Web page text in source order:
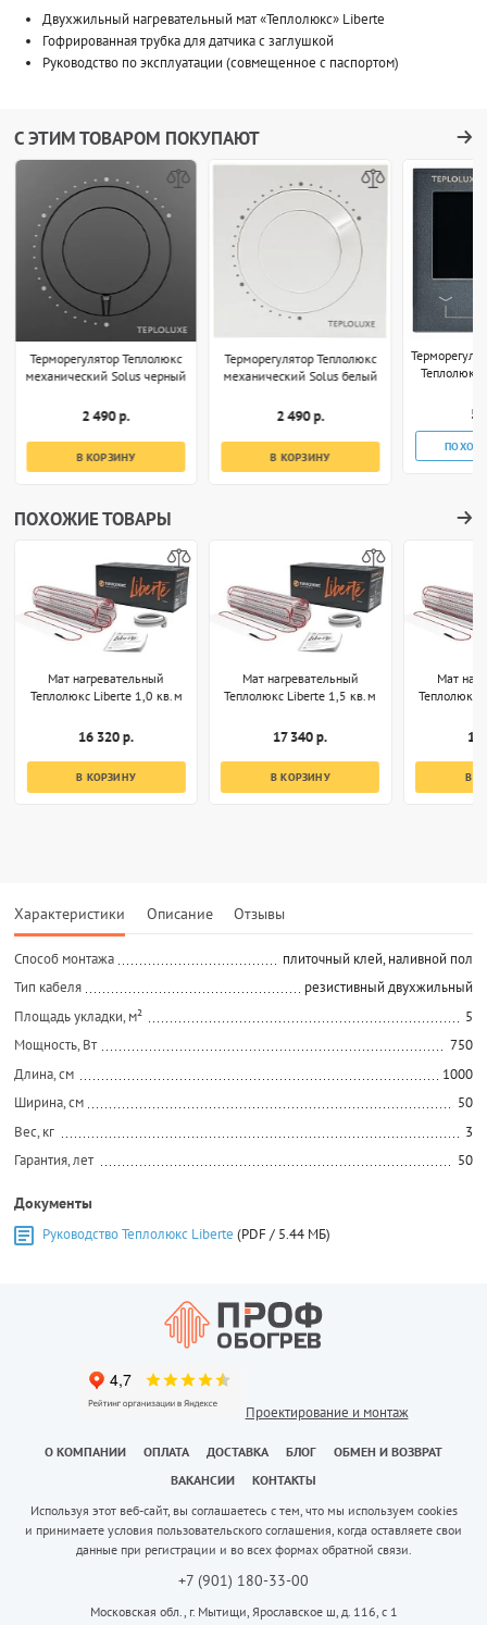
Двухжильный нагревательный мат «Теплолюкс» Liberte
Гофрированная трубка для датчика с заглушкой
Руководство по эксплуатации (совмещенное с паспортом)
С ЭТИМ ТОВАРОМ ПОКУПАЮТ
Терморегулятор Теплолюкс
механический Solus черный
2 490 р.
В КОРЗИНУ
Терморегулятор Теплолюкс
механический Solus белый
2 490 р.
В КОРЗИНУ
Теплолюкс
5
ПОХОЖИЕ ТОВАРЫ
Мат нагревательный
Теплолюкс Liberte 1,0 кв.м
16 320 р.
В КОРЗИНУ
Мат нагревательный
Теплолюкс Liberte 1,5 кв.м
17 340 р.
В КОРЗИНУ
Мат
Теплолюкс
18
В
Характеристики Описание Отзывы
Способ монтажа
плиточный клей, наливной пол
Тип кабеля
резистивный двухжильный
Площадь укладки, м²
5
Мощность, Вт
750
Длина, см
1000
Ширина, см
50
Вес, кг
3
Гарантия, лет
50
Документы
Руководство Теплолюкс Liberte (PDF / 5.44 МБ)
Проектирование и монтаж
О КОМПАНИИ ОПЛАТА ДОСТАВКА БЛОГ
ОБМЕН И ВОЗВРАТ
ВАКАНСИИ
КОНТАКТЫ
Используя этот веб-сайт, вы соглашаетесь с тем, что мы используем cookies
и принимаете условия пользовательского соглашения, когда оставляете свои
данные при регистрации и во всех формах обратной связи.
+7 (901) 180-33-00
Московская обл., г. Мытищи, Ярославское ш, д. 116, с 1